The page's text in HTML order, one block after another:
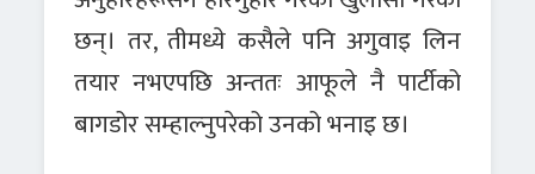
छन्। तर, तीमध्ये कसैले पनि अगुवाइ लिन
तयार नभएपछि अन्ततः आफूले नै पार्टीको
बागडोर सम्हाल्नुपरेको उनको भनाइ छ।